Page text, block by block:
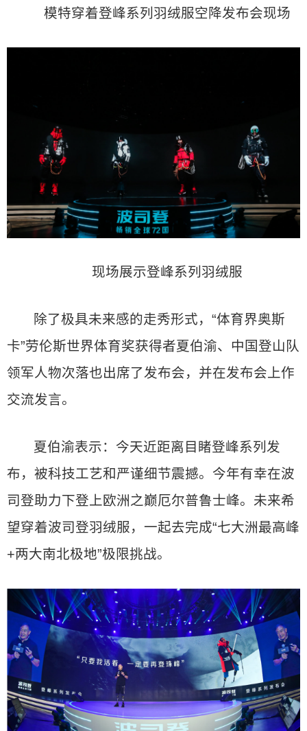
模特穿着登峰系列羽绒服空降发布会现场
现场展示登峰系列羽绒服
除了极具未来感的走秀形式，“体育界奥斯
卡”劳伦斯世界体育奖获得者夏伯渝、中国登山队
领军人物次落也出席了发布会，并在发布会上作
交流发言。
夏伯渝表示：今天近距离目睹登峰系列发
布，被科技工艺和严谨细节震撼。今年有幸在波
司登助力下登上欧洲之巅厄尔普鲁士峰。未来希
望穿着波司登羽绒服，一起去完成“七大洲最高峰
+两大南北极地”极限挑战。